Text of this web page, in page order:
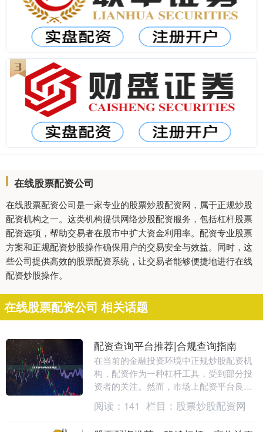
在线股票配资公司
在线股票配资公司是一家专业的股票炒股配资网，属于正规炒股
配资机构之一。这类机构提供网络炒股配资服务，包括杠杆股票
配资选项，帮助交易者在股市中扩大资金利用率。配资专业股票
方案和正规配资炒股操作确保用户的交易安全与效益。同时，这
些公司提供高效的股票配资系统，让交易者能够便捷地进行在线
配资炒股操作。
在线股票配资公司 相关话题
配资查询平台推荐|合规查询指南
在当前的金融投资环境中正规炒股配资机
构，配资作为一种杠杆工具，受到部分投
资者的关注。然而，市场上配资平台良莠
不齐，如何选择合规、安全的平台成为关
键。本文将为您推....
阅读： 141 栏目： 股票炒股配资网